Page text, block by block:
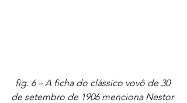
fig. 6 – A ficha do clássico vovô de 30
de setembro de 1906 menciona Nestor